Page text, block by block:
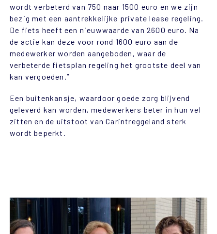
wordt verbeterd van 750 naar 1500 euro en we zijn
bezig met een aantrekkelijke private lease regeling.
De fiets heeft een nieuwwaarde van 2600 euro. Na
de actie kan deze voor rond 1600 euro aan de
medewerker worden aangeboden, waar de
verbeterde fietsplan regeling het grootste deel van
kan vergoeden.”
Een buitenkansje, waardoor goede zorg blijvend
geleverd kan worden, medewerkers beter in hun vel
zitten en de uitstoot van Carintreggeland sterk
wordt beperkt.